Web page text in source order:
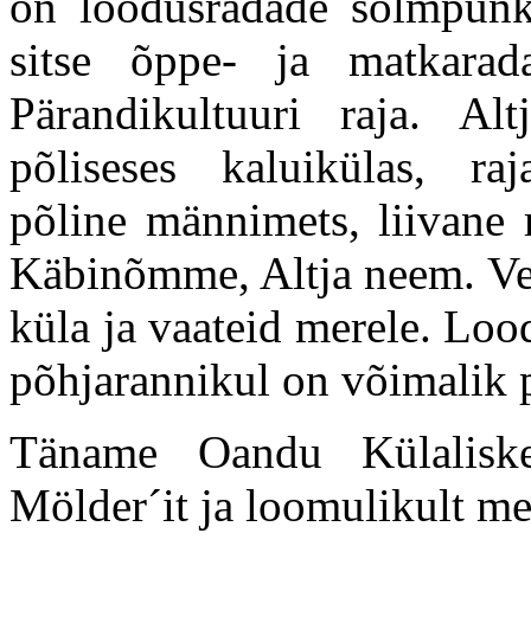
sitse õppe- ja
Pärandikultuuri raja.
põliseses kaluikülas,
põline männimets, liivane
Käbinõmme, Altja neem.
küla ja vaateid merele.
põhjarannikul on
Täname Oandu
Mölder´it ja loomulikult